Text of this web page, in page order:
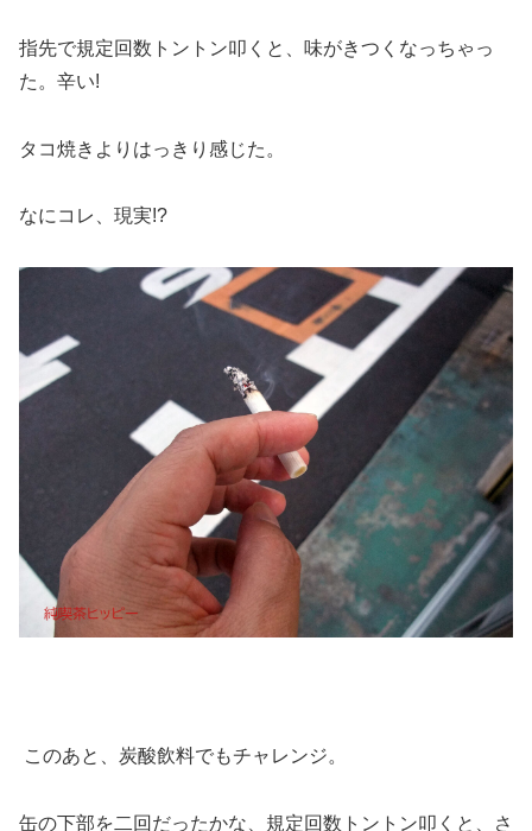
指先で規定回数トントン叩くと、味がきつくなっちゃっ
た。辛い!
タコ焼きよりはっきり感じた。
なにコレ、現実!?
このあと、炭酸飲料でもチャレンジ。
缶の下部を二回だったかな、規定回数トントン叩くと、さ